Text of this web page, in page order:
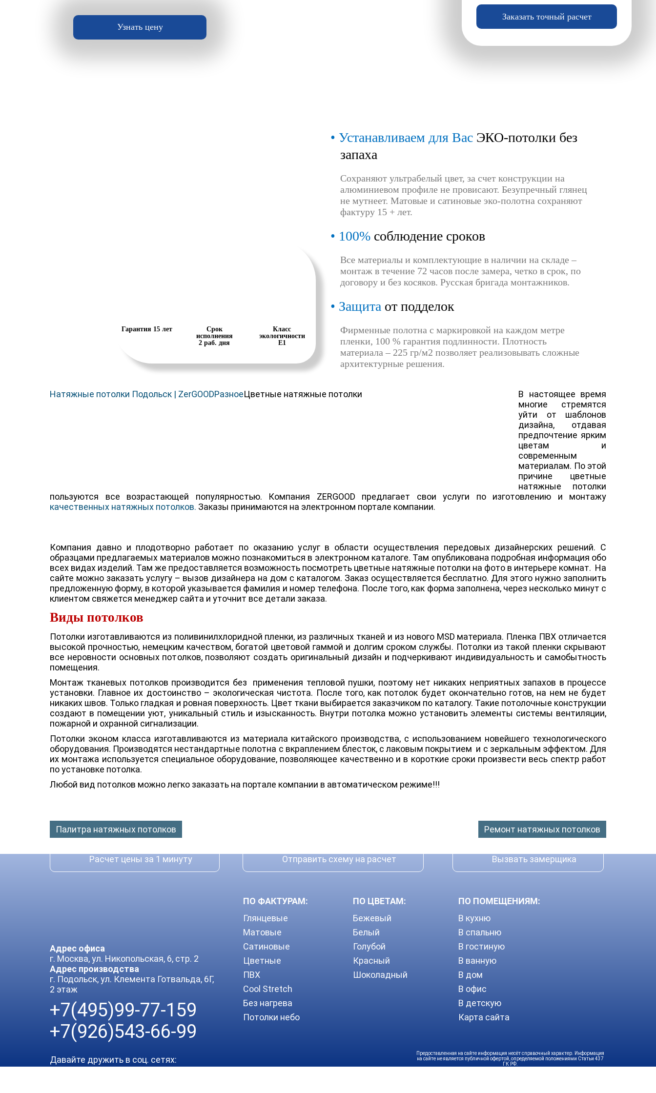
Заказать точный расчет
Узнать цену
Гарантия 15 лет
Срок
исполнения
2 раб. дня
Класс
экологичности
Е1
Устанавливаем для Вас ЭКО-потолки без
запаха
Сохраняют ультрабелый цвет, за счет конструкции на
алюминиевом профиле не провисают. Безупречный глянец
не мутнеет. Матовые и сатиновые эко-полотна сохраняют
фактуру 15 + лет.
100% соблюдение сроков
Все материалы и комплектующие в наличии на складе –
монтаж в течение 72 часов после замера, четко в срок, по
договору и без косяков. Русская бригада монтажников.
Защита от подделок
Фирменные полотна с маркировкой на каждом метре
пленки, 100 % гарантия подлинности. Плотность
материала – 225 гр/м2 позволяет реализовывать сложные
архитектурные решения.
Натяжные потолки Подольск | ZerGOODРазноеЦветные натяжные потолки
В настоящее время
многие стремятся
уйти от шаблонов
дизайна, отдавая
предпочтение ярким
цветам и
современным
материалам. По этой
причине цветные
натяжные потолки
пользуются все возрастающей популярностью. Компания ZERGOOD предлагает свои услуги по изготовлению и монтажу
качественных натяжных потолков. Заказы принимаются на электронном портале компании.
Компания давно и плодотворно работает по оказанию услуг в области осуществления передовых дизайнерских решений. С
образцами предлагаемых материалов можно познакомиться в электронном каталоге. Там опубликована подробная информация обо
всех видах изделий. Там же предоставляется возможность посмотреть цветные натяжные потолки на фото в интерьере комнат. На
сайте можно заказать услугу – вызов дизайнера на дом с каталогом. Заказ осуществляется бесплатно. Для этого нужно заполнить
предложенную форму, в которой указывается фамилия и номер телефона. После того, как форма заполнена, через несколько минут с
клиентом свяжется менеджер сайта и уточнит все детали заказа.
Виды потолков
Потолки изготавливаются из поливинилхлоридной пленки, из различных тканей и из нового MSD материала. Пленка ПВХ отличается
высокой прочностью, немецким качеством, богатой цветовой гаммой и долгим сроком службы. Потолки из такой пленки скрывают
все неровности основных потолков, позволяют создать оригинальный дизайн и подчеркивают индивидуальность и самобытность
помещения.
Монтаж тканевых потолков производится без применения тепловой пушки, поэтому нет никаких неприятных запахов в процессе
установки. Главное их достоинство – экологическая чистота. После того, как потолок будет окончательно готов, на нем не будет
никаких швов. Только гладкая и ровная поверхность. Цвет ткани выбирается заказчиком по каталогу. Такие потолочные конструкции
создают в помещении уют, уникальный стиль и изысканность. Внутри потолка можно установить элементы системы вентиляции,
пожарной и охранной сигнализации.
Потолки эконом класса изготавливаются из материала китайского производства, с использованием новейшего технологического
оборудования. Производятся нестандартные полотна с вкраплением блесток, с лаковым покрытием и с зеркальным эффектом. Для
их монтажа используется специальное оборудование, позволяющее качественно и в короткие сроки произвести весь спектр работ
по установке потолка.
Любой вид потолков можно легко заказать на портале компании в автоматическом режиме!!!
Палитра натяжных потолков Ремонт натяжных потолков
Расчет цены за 1 минуту Отправить схему на расчет Вызвать замерщика
Адрес офиса
г. Москва, ул. Никопольская, 6, стр. 2
Адрес производства
г. Подольск, ул. Клемента Готвальда, 6Г,
2 этаж
+7(495)99-77-159
+7(926)543-66-99
Давайте дружить в соц. сетях:
ПО ФАКТУРАМ:
Глянцевые
Матовые
Сатиновые
Цветные
ПВХ
Cool Stretch
Без нагрева
Потолки небо
ПО ЦВЕТАМ:
Бежевый
Белый
Голубой
Красный
Шоколадный
ПО ПОМЕЩЕНИЯМ:
В кухню
В спальню
В гостиную
В ванную
В дом
В офис
В детскую
Карта сайта
Предоставленная на сайте информация несёт справочный характер. Информация
на сайте не является публичной офертой, определяемой положениями Статьи 437
ГК РФ.